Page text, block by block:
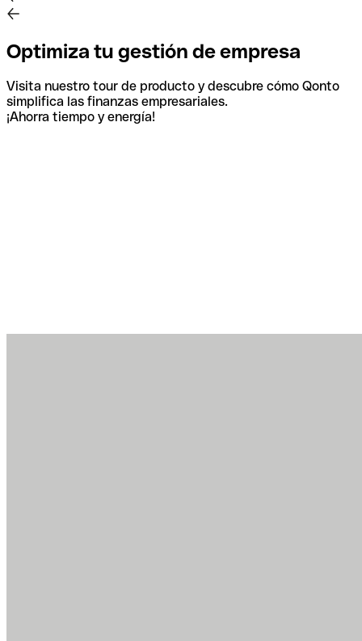
Optimiza tu gestión de empresa
Visita nuestro tour de producto y descubre cómo Qonto
simplifica las finanzas empresariales.
¡Ahorra tiempo y energía!